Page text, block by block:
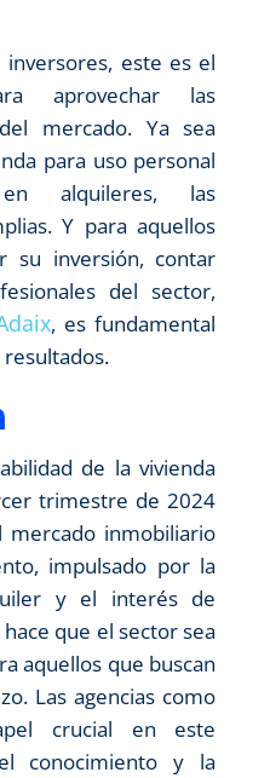
este es el
aprovechar las
mercado. Ya sea
para uso personal
alquileres, las
Y para aquellos
su inversión, contar
del sector,
, es fundamental
de la vivienda
trimestre de 2024
mercado inmobiliario
impulsado por la
y el interés de
que el sector sea
aquellos que buscan
Las agencias como
crucial en este
conocimiento y la